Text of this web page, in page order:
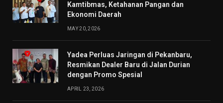
Kamtibmas, Ketahanan Pangan dan
Ekonomi Daerah
MAY 20, 2026
Yadea Perluas Jaringan di Pekanbaru,
Resmikan Dealer Baru di Jalan Durian
dengan Promo Spesial
APRIL 23, 2026